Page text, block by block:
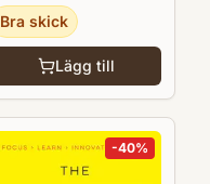
Bra skick
Lägg till
-40%